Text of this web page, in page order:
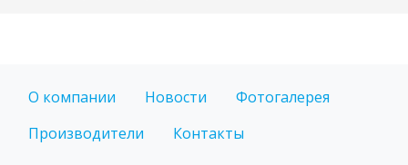
О компании Новости
Фотогалерея
Производители
Контакты